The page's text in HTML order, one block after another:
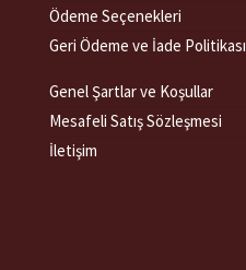
Ödeme Seçenekleri
Geri Ödeme ve İade Politikası
Genel Şartlar ve Koşullar
Mesafeli Satış Sözleşmesi
İletişim